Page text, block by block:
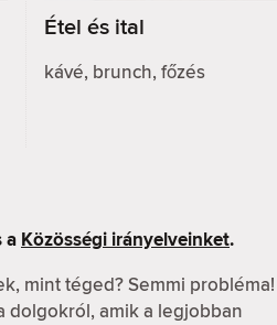
Étel és ital
kávé, brunch, főzés
a Közösségi irányelveinket.
mint téged? Semmi
dolgokról, amik a legjobban